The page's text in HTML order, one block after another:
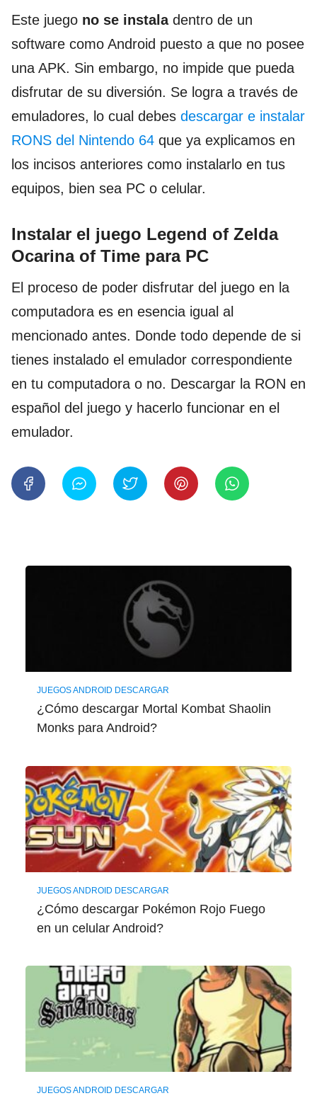
Este juego no se instaladentro de un
software como Android puesto a que no posee
una APK. Sin embargo, no impide que pueda
disfrutar de su diversión. Se logra a través de
emuladores, lo cual debes descargar e instalar
RONS del Nintendo 64 que ya explicamos en
los incisos anteriores como instalarlo en tus
equipos, bien sea PC o celular.
Instalar el juego Legend of Zelda
Ocarina of Time para PC
El proceso de poder disfrutar del juego en la
computadora es en esencia igual al
mencionado antes. Donde todo depende de si
tienes instalado el emulador correspondiente
en tu computadora o no. Descargar la RON en
español del juego y hacerlo funcionar en el
emulador.
JUEGOS ANDROID DESCARGAR
¿Cómo descargar Mortal Kombat Shaolin
Monks para Android?
JUEGOS ANDROID DESCARGAR
¿Cómo descargar Pokémon Rojo Fuego
en un celular Android?
JUEGOS ANDROID DESCARGAR